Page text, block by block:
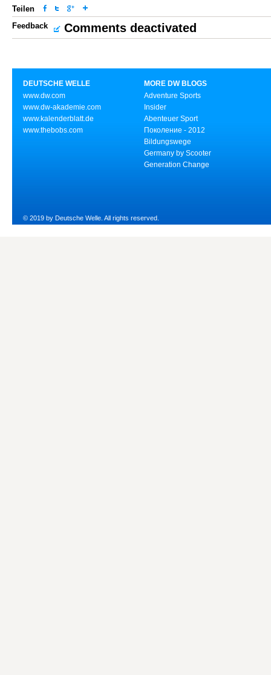
Teilen
Feedback
Comments deactivated
DEUTSCHE WELLE
www.dw.com
www.dw-akademie.com
www.kalenderblatt.de
www.thebobs.com
MORE DW BLOGS
Adventure Sports
Insider
Abenteuer Sport
Поколение - 2012
Bildungswege
Germany by Scooter
Generation Change
© 2019 by Deutsche Welle. All rights reserved.